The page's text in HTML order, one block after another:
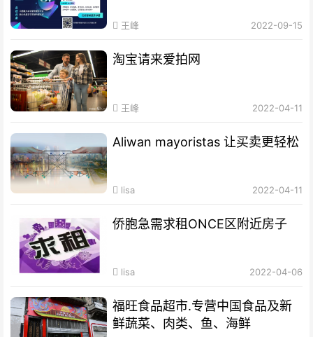
王峰 2022-09-15
淘宝请来爱拍网
王峰 2022-04-11
Aliwan mayoristas 让买卖更轻松
lisa 2022-04-11
侨胞急需求租ONCE区附近房子
lisa 2022-04-06
福旺食品超市.专营中国食品及新
鲜蔬菜、肉类、鱼、海鲜